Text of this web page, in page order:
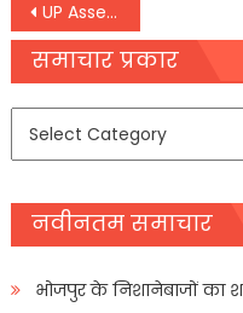
Post
navigation
UP Assembly: सपा के छह और भाजपा के एक विधायक सपा में शामिल
समाचार प्रकार
नवीनतम समाचार
भोजपुर के निशानेबाजों का